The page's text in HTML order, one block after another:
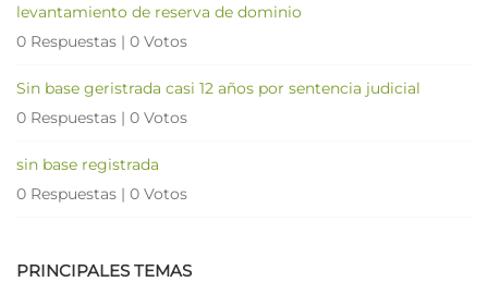
levantamiento de reserva de dominio
0 Respuestas | 0 Votos
Sin base geristrada casi 12 años por sentencia judicial
0 Respuestas | 0 Votos
sin base registrada
0 Respuestas | 0 Votos
PRINCIPALES TEMAS